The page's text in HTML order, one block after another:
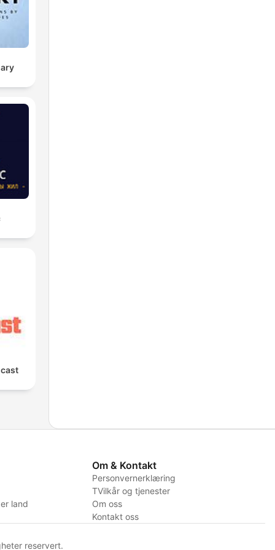
land
Om & Kontakt
Personvernerklæring
TVilkår og tjenester
Om oss
Kontakt oss
reservert.